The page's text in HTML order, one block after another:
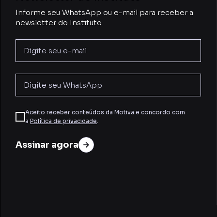
Informe seu WhatsApp ou e-mail para receber a
newsletter do Instituto
Aceito receber conteúdos da Motiva e concordo com
a Política de privacidade.
Assinar agora